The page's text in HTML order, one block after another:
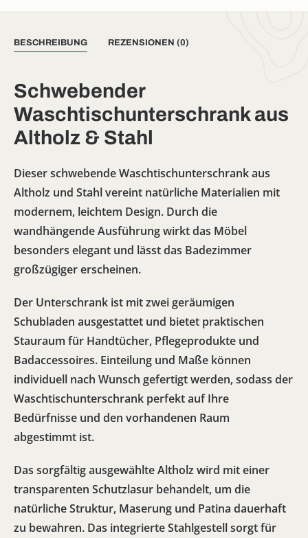
BESCHREIBUNG REZENSIONEN (0)
Schwebender
Waschtischunterschrank aus
Altholz & Stahl
Dieser schwebende Waschtischunterschrank aus
Altholz und Stahl vereint natürliche Materialien mit
modernem, leichtem Design. Durch die
wandhängende Ausführung wirkt das Möbel
besonders elegant und lässt das Badezimmer
großzügiger erscheinen.
Der Unterschrank ist mitzwei geräumigen
Schubladen ausgestattet und bietet praktischen
Stauraum für Handtücher, Pflegeprodukte und
Badaccessoires. Einteilung und Maße können
individuell nach Wunsch gefertigt werden, sodass der
Waschtischunterschrank perfekt auf Ihre
Bedürfnisse und den vorhandenen Raum
abgestimmt ist.
Das sorgfältig ausgewählte Altholz wird mit einer
transparenten Schutzlasur behandelt, um die
natürliche Struktur, Maserung und Patina dauerhaft
zu bewahren. Das integrierte Stahlgestell sorgt für